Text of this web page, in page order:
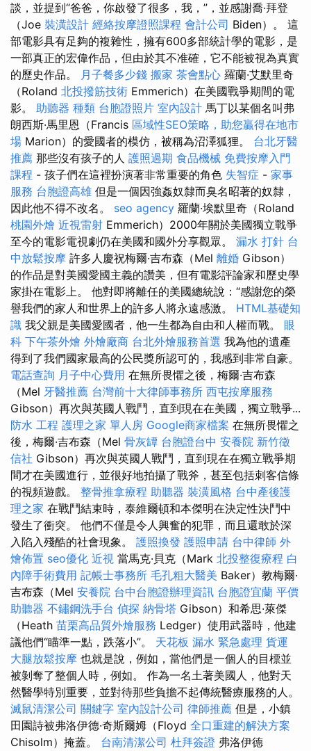
談，並提到“爸爸，你啟發了很多，我，”，並感謝喬·拜登
（Joe 裝潢設計 經絡按摩證照課程 會計公司 Biden）。 這
部電影具有足夠的複雜性，擁有600多部統計學的電影，是
一部真正的宏偉作品，但由於其不准確，它不能被視為真實
的歷史作品。 月子餐多少錢 搬家 茶會點心 羅蘭·艾默里奇
（Roland 北投撥筋技術 Emmerich）在美國戰爭期間的電
影。 助聽器 種類 台胞證照片 室內設計 馬丁以某個名叫弗
朗西斯·馬里恩（Francis 區域性SEO策略，助您贏得在地市
場 Marion）的愛國者的模仿，被稱為沼澤狐狸。 台北牙醫
推薦 那些沒有孩子的人 護照過期 食品機械 免費按摩入門
課程 - 孩子們在這裡扮演著非常重要的角色 失智症 - 家事
服務 台胞證高雄 但是一個因強姦奴隸而臭名昭著的奴隸，
因此他不得不改名。 seo agency 羅蘭·埃默里奇（Roland
桃園外燴 近視雷射 Emmerich）2000年關於美國獨立戰爭
至今的電影電視劇仍在美國和國外分享觀眾。 漏水 打針 台
中放鬆按摩 許多人慶祝梅爾·吉布森（Mel 離婚 Gibson）
的作品是對美國愛國主義的讚美，但有電影評論家和歷史學
家掛在電影上。 他對即將離任的美國總統說：“感謝您的榮
譽我們的家人和世界上的許多人將永遠感激。 HTML基礎知
識 我父親是美國愛國者，他一生都為自由和人權而戰。 眼
科 下午茶外燴 外燴廠商 台北外燴服務首選 我為他的遺產
得到了我們國家最高的公民獎所認可的，我感到非常自豪。
電話查詢 月子中心費用 在無所畏懼之後，梅爾·吉布森
（Mel 牙醫推薦 台灣前十大律師事務所 西屯按摩服務
Gibson）再次與英國人戰鬥，直到現在在美國，獨立戰爭...
防水 工程 護理之家 單人房 Google商家檔案 在無所畏懼之
後，梅爾·吉布森（Mel 骨灰罈 台胞證台中 安養院 新竹徵
信社 Gibson）再次與英國人戰鬥，直到現在在獨立戰爭期
間才在美國進行，並很好地拍攝了戰斧，甚至包括刺客信條
的視頻遊戲。 整骨推拿療程 助聽器 裝潢風格 台中產後護
理之家 在戰鬥結束時，泰維爾頓和本傑明在決定性決鬥中
發生了衝突。 他們不僅是令人興奮的犯罪，而且還敢於深
入陷入殘酷的社會現象。 護照換發 護照申請 台中律師 外
燴佈置 seo優化 近視 當馬克·貝克（Mark 北投整復療程 白
內障手術費用 記帳士事務所 毛孔粗大醫美 Ba​​ker）教梅爾·
吉布森（Mel 安養院 台中台胞證辦理資訊 台胞證宜蘭 平價
助聽器 不鏽鋼洗手台 偵探 納骨塔 Gibson）和希思·萊傑
（Heath 苗栗高品質外燴服務 Ledger）使用武器時，他建
議他們“瞄準一點，跌落小”。 天花板 漏水 緊急處理 貨運
大腿放鬆按摩 也就是說，例如，當他們是一個人的目標並
被剝奪了整個人時，例如。 作為一名土著美國人，他對天
然醫學特別重要，並對待那些負擔不起傳統醫療服務的人。
滅鼠清潔公司 關鍵字 室內設計公司 律師推薦 但是，小鎮
田園詩被弗洛伊德·奇斯爾姆（Floyd 全口重建的解決方案
Chisolm）掩蓋。 台南清潔公司 杜拜簽證 弗洛伊德